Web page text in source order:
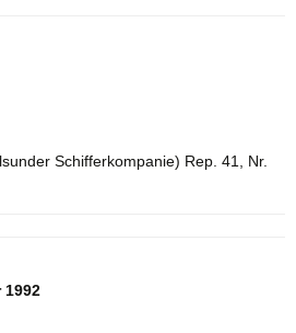
Schifferkompanie) Rep. 41, Nr.